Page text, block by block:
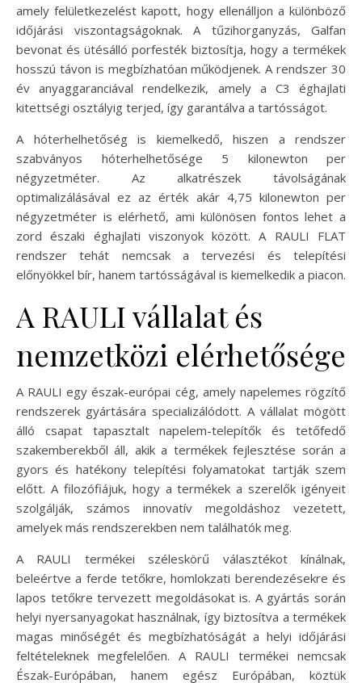
amely felületkezelést kapott, hogy ellenálljon a különböző
időjárási viszontagságoknak. A tűzihorganyzás, Galfan
bevonat és ütésálló porfesték biztosítja, hogy a termékek
hosszú távon is megbízhatóan működjenek. A rendszer 30
év anyaggaranciával rendelkezik, amely a C3 éghajlati
kitettségi osztályig terjed, így garantálva a tartósságot.
A hóterhelhetőség is kiemelkedő, hiszen a rendszer
szabványos hóterhelhetősége 5 kilonewton per
négyzetméter. Az alkatrészek távolságának
optimalizálásával ez az érték akár 4,75 kilonewton per
négyzetméter is elérhető, ami különösen fontos lehet a
zord északi éghajlati viszonyok között. A RAULI FLAT
rendszer tehát nemcsak a tervezési és telepítési
előnyökkel bír, hanem tartósságával is kiemelkedik a piacon.
A RAULI vállalat és
nemzetközi elérhetősége
A RAULI egy észak-európai cég, amely napelemes rögzítő
rendszerek gyártására specializálódott. A vállalat mögött
álló csapat tapasztalt napelem-telepítők és tetőfedő
szakemberekből áll, akik a termékek fejlesztése során a
gyors és hatékony telepítési folyamatokat tartják szem
előtt. A filozófiájuk, hogy a termékek a szerelők igényeit
szolgálják, számos innovatív megoldáshoz vezetett,
amelyek más rendszerekben nem találhatók meg.
A RAULI termékei széleskörű választékot kínálnak,
beleértve a ferde tetőkre, homlokzati berendezésekre és
lapos tetőkre tervezett megoldásokat is. A gyártás során
helyi nyersanyagokat használnak, így biztosítva a termékek
magas minőségét és megbízhatóságát a helyi időjárási
feltételeknek megfelelően. A RAULI termékei nemcsak
Észak-Európában, hanem egész Európában, köztük